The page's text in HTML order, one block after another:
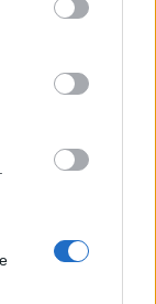
viszik, ahol a
területén
A
IS.